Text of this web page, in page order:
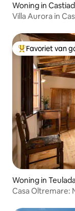
Woning in
Villa Aurora in
Topfavoriet van
Favoriet van
Woning in
Casa Oltremare: